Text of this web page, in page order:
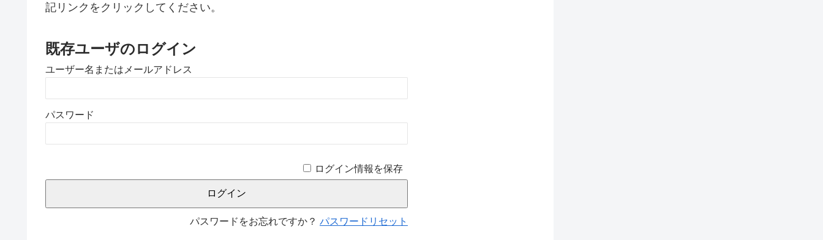
記リンクをクリックしてください。
既存ユーザのログイン
ユーザー名またはメールアドレス
パスワード
ログイン情報を保存
パスワードをお忘れですか？ パスワードリセット